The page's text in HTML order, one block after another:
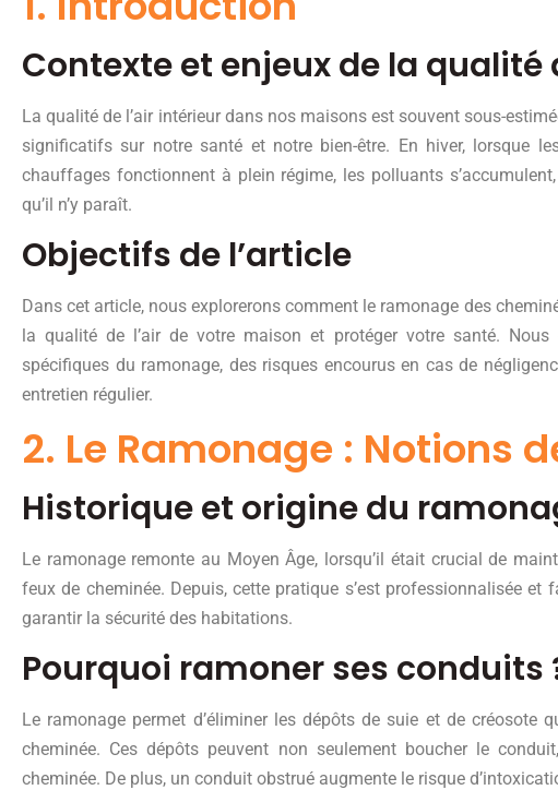
Contexte et enjeux de la qualité
La qualité de l’air intérieur dans nos maisons est souvent sous-
significatifs sur notre santé et notre bien-être. En hiver, lorsque
chauffages fonctionnent à plein régime, les polluants
qu’il n’y paraît.
Objectifs de l’article
Dans cet article, nous explorerons comment le ramonage des
la qualité de l’air de votre maison et protéger votre santé.
spécifiques du ramonage, des risques encourus en cas de
entretien régulier.
2. Le Ramonage : Notions
Historique et origine du
Le ramonage remonte au Moyen Âge, lorsqu’il était crucial de
feux de cheminée. Depuis, cette pratique s’est professionnalisée
garantir la sécurité des habitations.
Pourquoi ramoner ses conduits
Le ramonage permet d’éliminer les dépôts de suie et de créosote
cheminée. Ces dépôts peuvent non seulement boucher le
cheminée. De plus, un conduit obstrué augmente le risque